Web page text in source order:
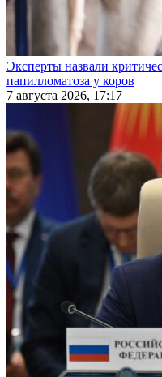
Эксперты назвали
папилломатоза у коров
7 августа 2026, 17:17